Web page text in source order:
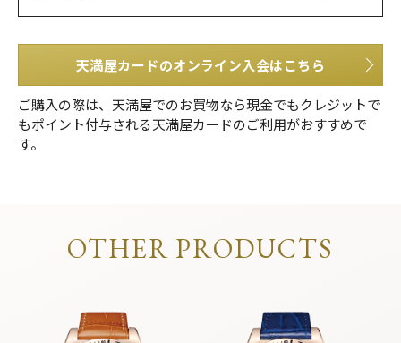
天満屋カードのオンライン入会はこちら
ご購入の際は、天満屋でのお買物なら現金でもクレジットで
もポイント付与される天満屋カードのご利用がおすすめで
す。
OTHER PRODUCTS